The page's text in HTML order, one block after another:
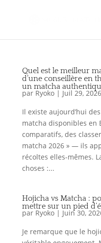
Quel est le meilleur
d’une conseillère en
un matcha
par Ryoko| Juil 29, 2026
Il existe aujourd’hui
matcha disponibles en
comparatifs, des
matcha 2026 » — ils
récoltes elles-mêmes.
choses :...
Hojicha vs Matcha :
mettre sur un pied
par Ryoko| Juin 30,
Je remarque que le